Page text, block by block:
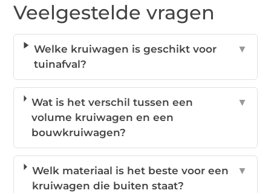
Veelgestelde vragen
Welke kruiwagen is geschikt voor
tuinafval?
▼
Wat is het verschil tussen een
volume kruiwagen en een
bouwkruiwagen?
▼
Welk materiaal is het beste voor een
kruiwagen die buiten staat?
▼